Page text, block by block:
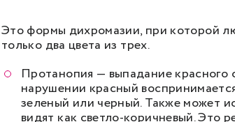
Это формы дихромазии, при которой
только два цвета из трех.
Протанопия — выпадание красного
нарушении красный
зеленый или черный. Также может
видят как светло-коричневый. Это